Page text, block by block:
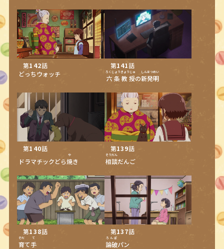
第142話
どっちウォッチ
第141話
六条
ろくじょう
教授
きょうじゅ
の新発明
しんはつめい
第140話
ドラマチックどら焼
や
き
第139話
相談
そうだん
だんご
第138話
育
そだ
て手
て
第137話
論破
ろんぱ
パン